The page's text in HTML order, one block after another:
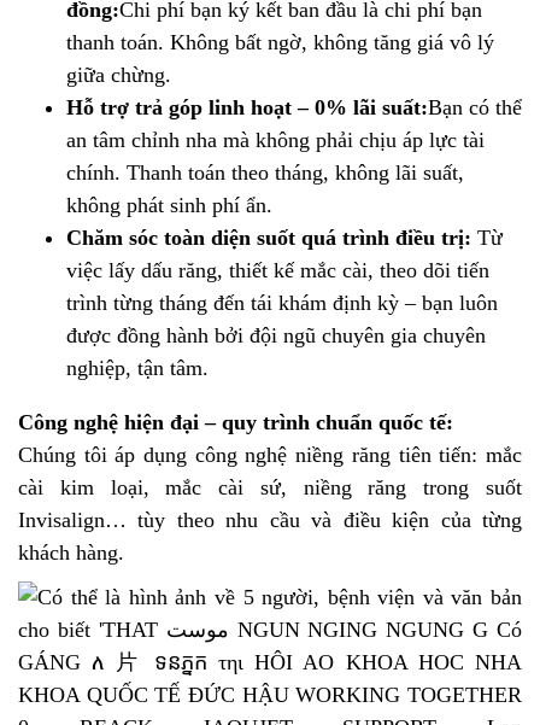
đồng:Chi phí bạn ký kết ban đầu là chi phí bạn
thanh toán. Không bất ngờ, không tăng giá vô lý
giữa chừng.
Hỗ trợ trả góp linh hoạt – 0% lãi suất:Bạn có thể
an tâm chỉnh nha mà không phải chịu áp lực tài
chính. Thanh toán theo tháng, không lãi suất,
không phát sinh phí ẩn.
Chăm sóc toàn diện suốt quá trình điều trị: Từ
việc lấy dấu răng, thiết kế mắc cài, theo dõi tiến
trình từng tháng đến tái khám định kỳ – bạn luôn
được đồng hành bởi đội ngũ chuyên gia chuyên
nghiệp, tận tâm.
Công nghệ hiện đại – quy trình chuẩn quốc tế:
Chúng tôi áp dụng công nghệ niềng răng tiên tiến: mắc
cài kim loại, mắc cài sứ, niềng răng trong suốt
Invisalign… tùy theo nhu cầu và điều kiện của từng
khách hàng.